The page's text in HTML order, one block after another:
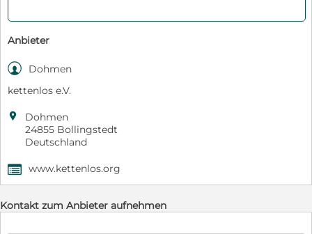
Anbieter

Dohmen
kettenlos e.V.

Dohmen
24855 Bollingstedt
Deutschland
, www.kettenlos.org
Kontakt zum Anbieter aufnehmen